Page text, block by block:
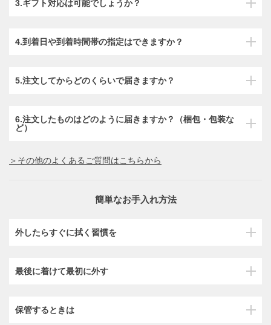
3.ギフト対応は可能でしょうか？
4.到着日や到着時間帯の指定はできますか？
5.注文してからどのくらいで届きますか？
6.注文したものはどのように届きますか？（梱包・包装な
ど）
＞その他のよくあるご質問はこちらから
簡単なお手入れ方法
外したらすぐに拭く習慣を
最後に着けて最初に外す
保管するときは